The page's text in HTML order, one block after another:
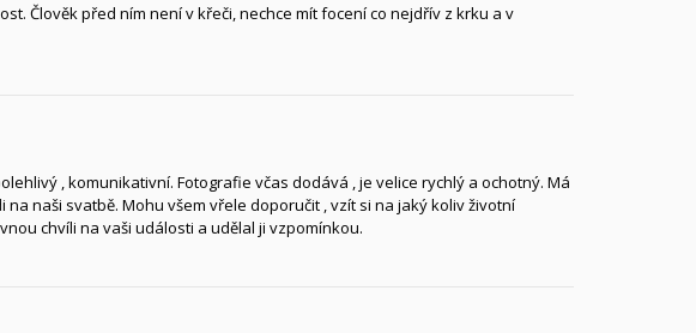
Člověk před ním není v křeči, nechce mít focení co nejdřív z krku a v
, komunikativní. Fotografie včas dodává , je velice rychlý a ochotný. Má
naši svatbě. Mohu všem vřele doporučit , vzít si na jaký koliv životní
chvíli na vaši události a udělal ji vzpomínkou.